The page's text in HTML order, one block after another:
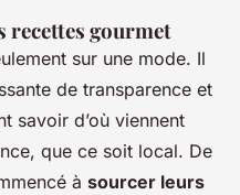
recettes gourmet
sur une mode. Il
de transparence et
savoir d’où viennent
que ce soit local. De
à sourcer leurs